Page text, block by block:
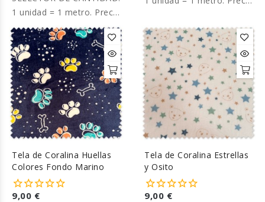
1 unidad = 1 metro. Precio
por metro.
Tela de Coralina Huellas
Colores Fondo Marino
9,00 €
Tela de Coralina Estrellas
y Osito
9,00 €